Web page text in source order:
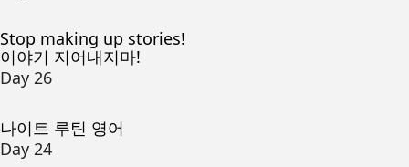
Stop making up stories!
이야기 지어내지마!
Day 26
나이트 루틴 영어
Day 24